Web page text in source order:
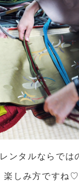
レンタルならでは
楽しみ方ですね♡